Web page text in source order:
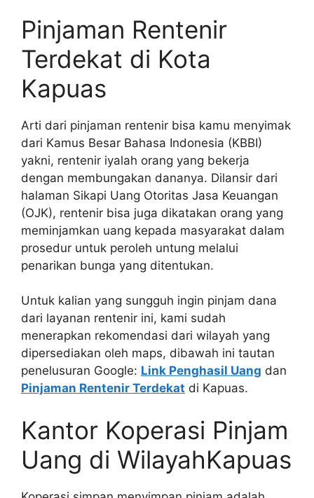
Pinjaman Rentenir
Terdekat di Kota
Kapuas
Arti dari pinjaman rentenir bisa kamu menyimak
dari Kamus Besar Bahasa Indonesia (KBBI)
yakni, rentenir iyalah orang yang bekerja
dengan membungakan dananya. Dilansir dari
halaman Sikapi Uang Otoritas Jasa Keuangan
(OJK), rentenir bisa juga dikatakan orang yang
meminjamkan uang kepada masyarakat dalam
prosedur untuk peroleh untung melalui
penarikan bunga yang ditentukan.
Untuk kalian yang sungguh ingin pinjam dana
dari layanan rentenir ini, kami sudah
menerapkan rekomendasi dari wilayah yang
dipersediakan oleh maps, dibawah ini tautan
penelusuran Google: Link Penghasil Uang dan
Pinjaman Rentenir Terdekat di Kapuas.
Kantor Koperasi Pinjam
Uang di WilayahKapuas